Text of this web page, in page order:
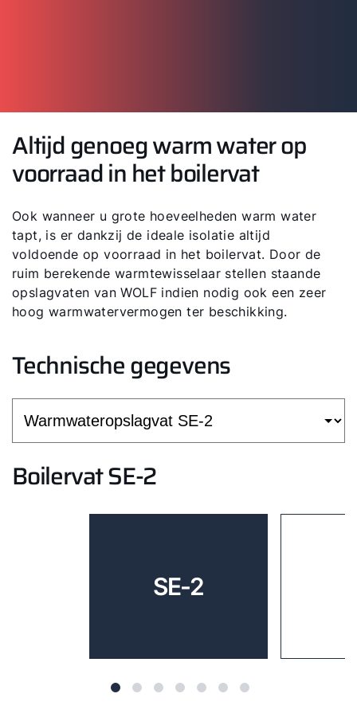
Altijd genoeg warm water op
voorraad in het boilervat
Ook wanneer u grote hoeveelheden warm water
tapt, is er dankzij de ideale isolatie altijd
voldoende op voorraad in het boilervat. Door de
ruim berekende warmtewisselaar stellen staande
opslagvaten van WOLF indien nodig ook een zeer
hoog warmwatervermogen ter beschikking.
Technische gegevens
Boilervat SE-2
SE-2